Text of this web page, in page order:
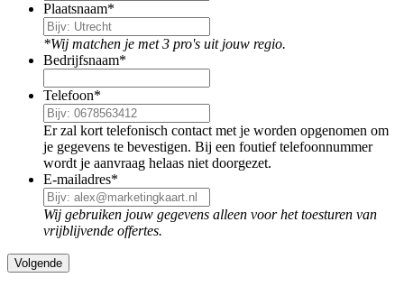
Plaatsnaam*
*Wij matchen je met 3 pro's uit jouw regio.
Bedrijfsnaam*
Telefoon*
Er zal kort telefonisch contact met je worden opgenomen om
je gegevens te bevestigen. Bij een foutief telefoonnummer
wordt je aanvraag helaas niet doorgezet.
E-mailadres*
Wij gebruiken jouw gegevens alleen voor het toesturen van
vrijblijvende offertes.